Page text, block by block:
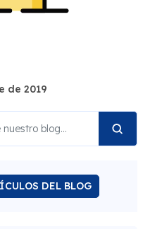
de 2019
DEL BLOG